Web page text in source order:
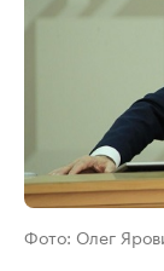
Фото: Олег